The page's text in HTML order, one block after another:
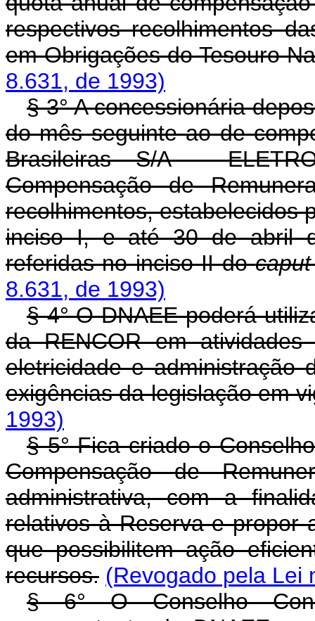
respectivos recolhimentos
em Obrigações do Tesouro
8.631, de 1993)
§ 3° A concessionária
do mês seguinte ao de
Brasileiras S/A -
Compensação de
recolhimentos, estabelecidos
inciso I, e até 30 de abril
referidas no inciso II do
8.631, de 1993)
§ 4° O DNAEE poderá
da RENCOR em
eletricidade e administração
exigências da legislação em
1993)
§ 5° Fica criado o
Compensação de
administrativa, com a
relativos à Reserva e propor
que possibilitem ação
recursos. (Revogado pela Lei
§ 6° O Conselho